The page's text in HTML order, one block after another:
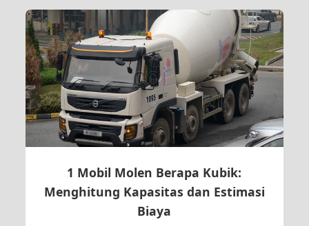
1 Mobil Molen Berapa Kubik:
Menghitung Kapasitas dan Estimasi
Biaya